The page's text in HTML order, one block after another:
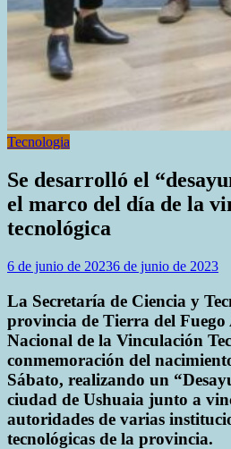
Tecnologia
Se desarrolló el
el marco del día de la
tecnológica
6 de junio de 20236 de junio de 2023
La Secretaría de Ciencia y
provincia de Tierra del Fuego
Nacional de la Vinculación
conmemoración del
Sábato, realizando un
ciudad de Ushuaia junto a
autoridades de varias
tecnológicas de la provincia.